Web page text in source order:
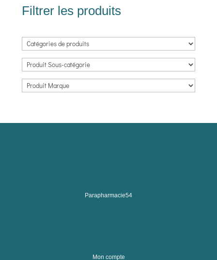
Filtrer les produits
Parapharmacie54
Mon compte